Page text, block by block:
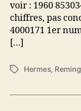
voir : 1960
chiffres, pas
4000171 1er
[…]
Étiquettes
Hermes,